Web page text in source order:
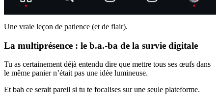
Une vraie leçon de patience (et de flair).
La multiprésence : le b.a.-ba de la survie digitale
Tu as certainement déjà entendu dire que mettre tous ses œufs dans
le même panier n’était pas une idée lumineuse.
Et bah ce serait pareil si tu te focalises sur une seule plateforme.